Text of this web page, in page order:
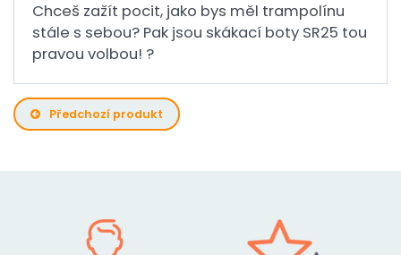
Chceš zažít pocit, jako bys měl trampolínu
stále s sebou? Pak jsou skákací boty SR25 tou
pravou volbou! ?
Předchozí produkt